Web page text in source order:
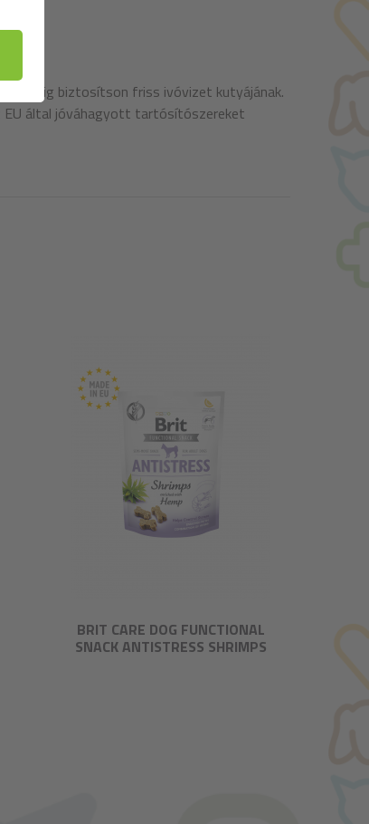
Mindig biztosítson friss ivóvizet kutyájának.
EU által jóváhagyott tartósítószereket
BRIT CARE DOG FUNCTIONAL
SNACK ANTISTRESS SHRIMPS